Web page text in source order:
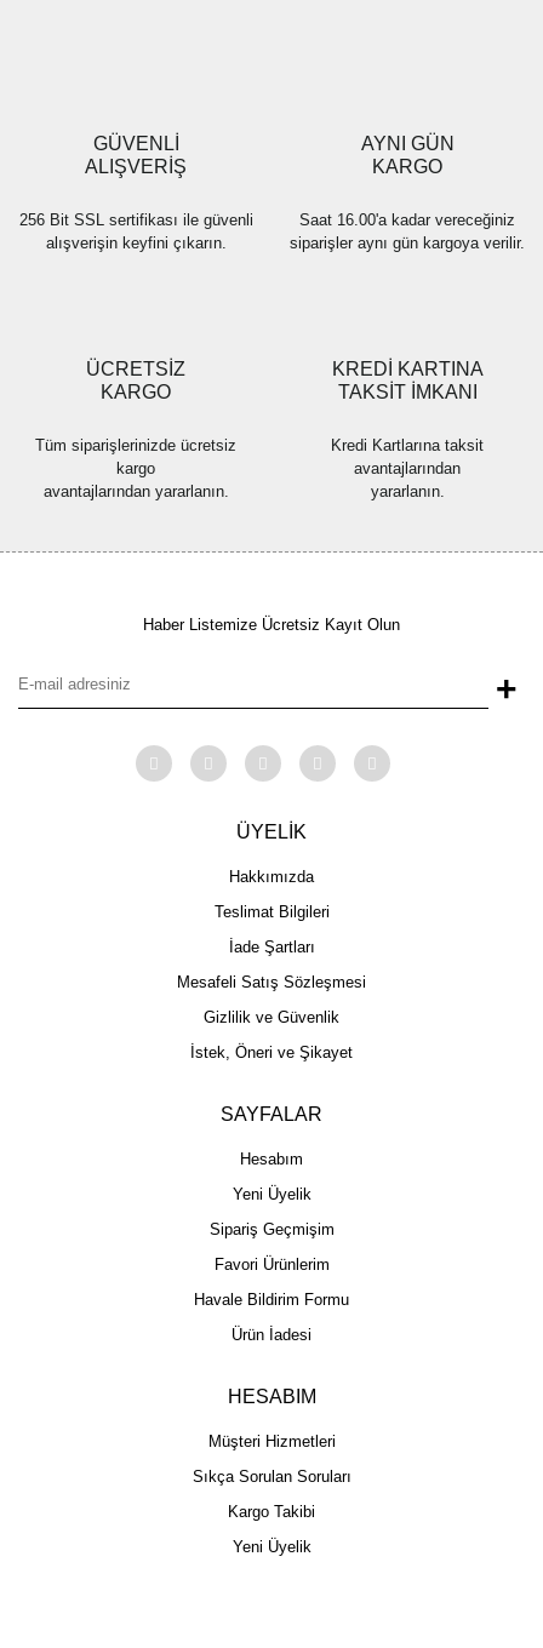
Ürün fiyatı diğer sitelerden daha pahalı.
Bu ürüne benzer farklı alternatifler olmalı.
GÜVENLİ
ALIŞVERİŞ
256 Bit SSL sertifikası ile güvenli
alışverişin keyfini çıkarın.
AYNI GÜN
KARGO
Saat 16.00'a kadar vereceğiniz
siparişler aynı gün kargoya verilir.
ÜCRETSİZ
KARGO
Tüm siparişlerinizde ücretsiz
kargo
avantajlarından yararlanın.
KREDİ KARTINA
TAKSİT İMKANI
Kredi Kartlarına taksit
avantajlarından
yararlanın.
Haber Listemize Ücretsiz Kayıt Olun
+
ÜYELİK
Hakkımızda
Teslimat Bilgileri
İade Şartları
Mesafeli Satış Sözleşmesi
Gizlilik ve Güvenlik
İstek, Öneri ve Şikayet
SAYFALAR
Hesabım
Yeni Üyelik
Sipariş Geçmişim
Favori Ürünlerim
Havale Bildirim Formu
Ürün İadesi
HESABIM
Müşteri Hizmetleri
Sıkça Sorulan Soruları
Kargo Takibi
Yeni Üyelik